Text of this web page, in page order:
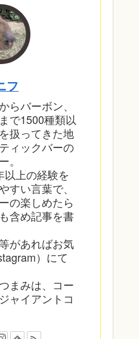
フ
らバーボン、
で1500種類以
扱ってきた地
ィックバーの
。
以上の経験を
すい言葉で、
の楽しめたら
含め記事を書
があればお気
）にて
まみは、コー
ャイアントコ